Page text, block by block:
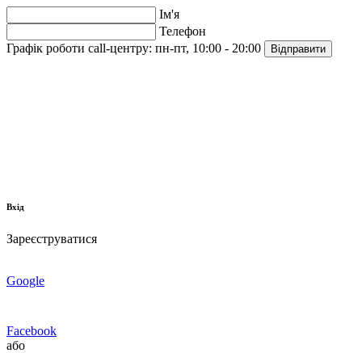
Ім'я
Телефон
Графік роботи call-центру: пн-пт, 10:00 - 20:00 Відправити
Вхід
Зареєструватися
Google
Facebook
або